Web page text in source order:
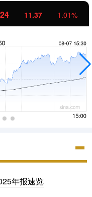
11.37 1.01%
年报速览